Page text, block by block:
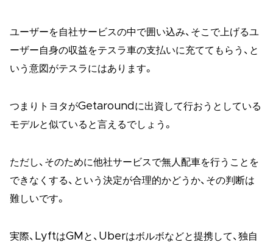
ユーザーを自社サービスの中で囲い込み、そこで上げるユ
ーザー自身の収益をテスラ車の支払いに充ててもらう、と
いう意図がテスラにはあります。
つまりトヨタがGetaroundに出資して行おうとしている
モデルと似ていると言えるでしょう。
ただし、そのために他社サービスで無人配車を行うことを
できなくする、という決定が合理的かどうか、その判断は
難しいです。
実際、LyftはGMと、Uberはボルボなどと提携して、独自